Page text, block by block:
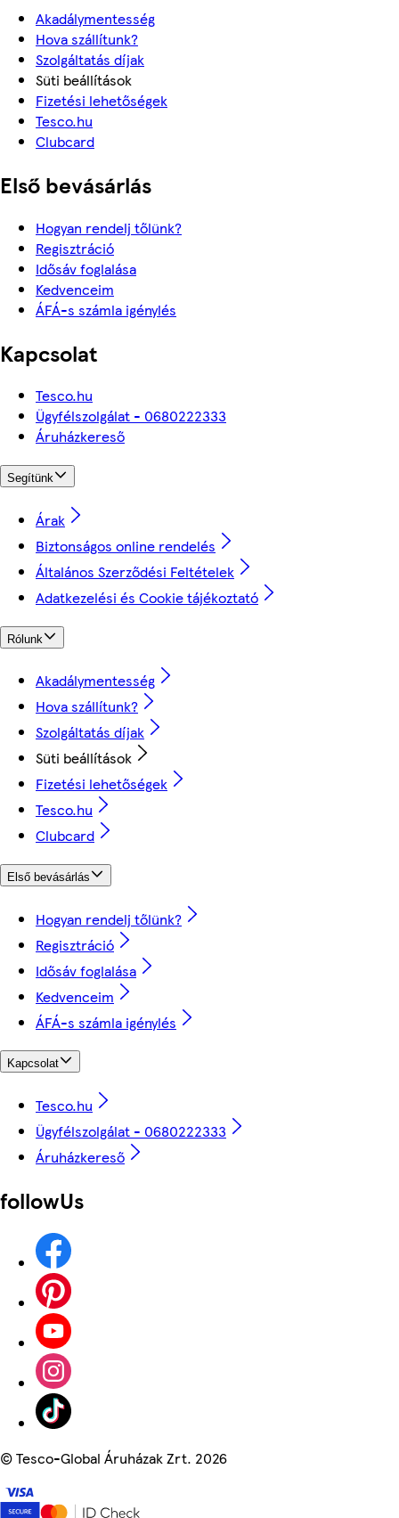
Akadálymentesség
Hova szállítunk?
Szolgáltatás díjak
Süti beállítások
Fizetési lehetőségek
Tesco.hu
Clubcard
Első bevásárlás
Hogyan rendelj tőlünk?
Regisztráció
Idősáv foglalása
Kedvenceim
ÁFÁ-s számla igénylés
Kapcsolat
Tesco.hu
Ügyfélszolgálat - 0680222333
Áruházkereső
Segítünk
Árak
Biztonságos online rendelés
Általános Szerződési Feltételek
Adatkezelési és Cookie tájékoztató
Rólunk
Akadálymentesség
Hova szállítunk?
Szolgáltatás díjak
Süti beállítások
Fizetési lehetőségek
Tesco.hu
Clubcard
Első bevásárlás
Hogyan rendelj tőlünk?
Regisztráció
Idősáv foglalása
Kedvenceim
ÁFÁ-s számla igénylés
Kapcsolat
Tesco.hu
Ügyfélszolgálat - 0680222333
Áruházkereső
followUs
©Tesco-Global Áruházak Zrt. 2026